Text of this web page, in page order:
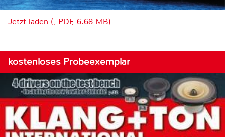
Jetzt laden (, PDF, 6.68 MB)
kostenloses Probeexemplar